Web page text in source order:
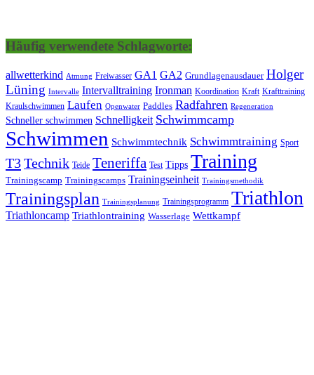
Häufig verwendete Schlagworte:
allwetterkind Atmung Freiwasser GA1 GA2 Grundlagenausdauer Holger
Lüning Intervalle Intervalltraining Ironman Koordination Kraft Krafttraining
Kraulschwimmen Laufen Openwater Paddles Radfahren Regeneration
Schneller schwimmen Schnelligkeit Schwimmcamp
Schwimmen Schwimmtechnik Schwimmtraining Sport
T3Technik Teide Teneriffa Test Tipps Training
Trainingscamp Trainingscamps Trainingseinheit Trainingsmethodik
Trainingsplan Trainingsplanung Trainingsprogramm Triathlon
Triathloncamp Triathlontraining Wasserlage Wettkampf